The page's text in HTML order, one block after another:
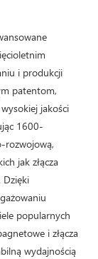
i produkcji
patentom,
jakości
1600-
rozwojową,
jak złącza
Dzięki
popularnych
i złącza
wydajnością